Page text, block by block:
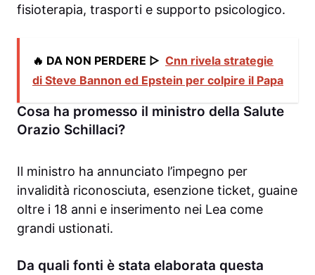
fisioterapia, trasporti e supporto psicologico.
🔥 DA NON PERDERE ▷ Cnn rivela strategie
di Steve Bannon ed Epstein per colpire il Papa
Cosa ha promesso il ministro della Salute
Orazio Schillaci?
Il ministro ha annunciato l’impegno per
invalidità riconosciuta, esenzione ticket, guaine
oltre i 18 anni e inserimento nei Lea come
grandi ustionati.
Da quali fonti è stata elaborata questa